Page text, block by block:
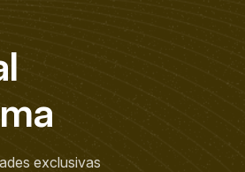
l
ma
exclusivas